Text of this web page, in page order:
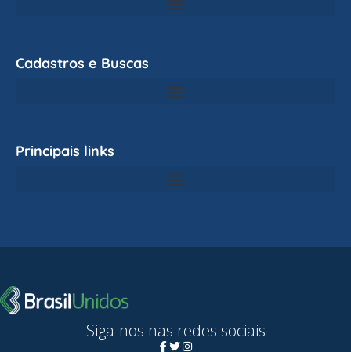
Cadastros e Buscas
Principais links
Siga-nos nas redes sociais